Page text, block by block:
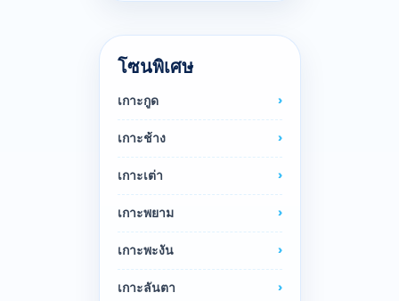
โซนพิเศษ
เกาะกูด
เกาะช้าง
เกาะเต่า
เกาะพยาม
เกาะพะงัน
เกาะลันตา